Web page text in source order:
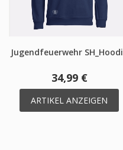
Jugendfeuerwehr
34,99 €
ARTIKEL ANZEIGEN